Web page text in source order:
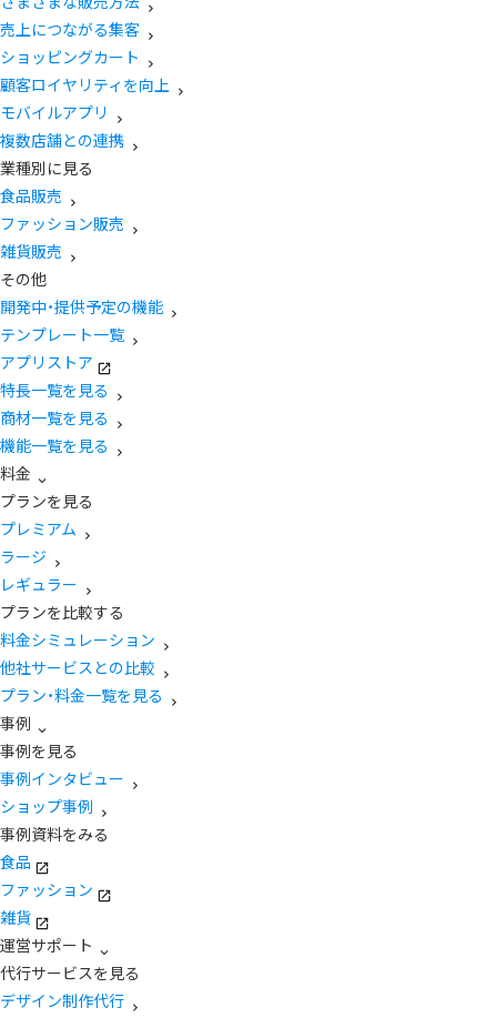
売上につながる集客
ショッピングカート
顧客ロイヤリティを向上
モバイルアプリ
複数店舗との連携
業種別に見る
食品販売
ファッション販売
雑貨販売
その他
開発中・提供予定の機能
テンプレート一覧
アプリストア
特長一覧を見る
商材一覧を見る
機能一覧を見る
料金
プランを見る
プレミアム
ラージ
レギュラー
プランを比較する
料金シミュレーション
他社サービスとの比較
プラン・料金一覧を見る
事例
事例を見る
事例インタビュー
ショップ事例
事例資料をみる
食品
ファッション
雑貨
運営サポート
代行サービスを見る
デザイン制作代行